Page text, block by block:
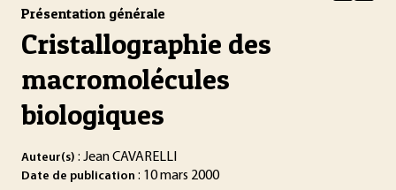
Présentation générale
Cristallographie des
macromolécules
biologiques
Auteur(s) : Jean CAVARELLI
Date de publication : 10 mars 2000